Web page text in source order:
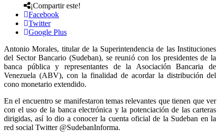
¡Compartir este!
Facebook
Twitter
Google Plus
Antonio Morales, titular de la Superintendencia de las Instituciones
del Sector Bancario (Sudeban), se reunió con los presidentes de la
banca pública y representantes de la Asociación Bancaria de
Venezuela (ABV), con la finalidad de acordar la distribución del
cono monetario extendido.
En el encuentro se manifestaron temas relevantes que tienen que ver
con el uso de la banca electrónica y la potenciación de las carteras
dirigidas, así lo dio a conocer la cuenta oficial de la Sudeban en la
red social Twitter @SudebanInforma.